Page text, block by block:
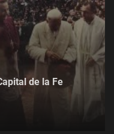
de la Fe